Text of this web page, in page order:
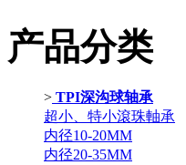
产品分类
> TPI深沟球轴承
超小、特小滾珠軸承
内径10-20MM
内径20-35MM